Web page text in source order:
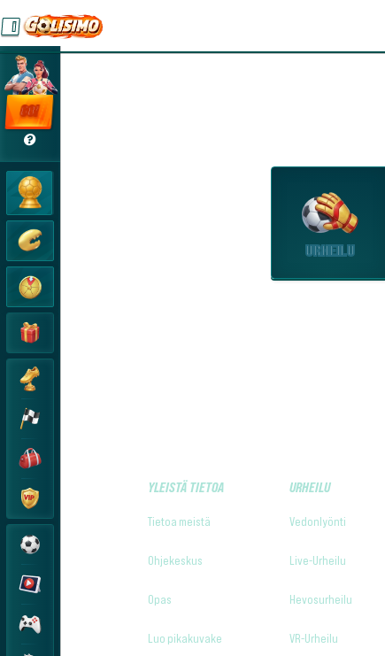
GO!
URHEILU
YLEISTÄ TIETOA
Tietoa meistä
Ohjekeskus
Opas
Luo pikakuvake
URHEILU
Vedonlyönti
Live-Urheilu
Hevosurheilu
VR-Urheilu